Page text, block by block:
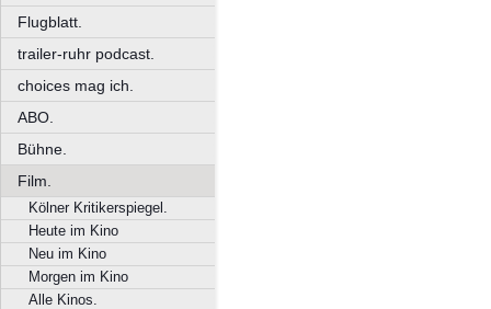
Flugblatt.
trailer-ruhr podcast.
choices mag ich.
ABO.
Bühne.
Film.
Kölner Kritikerspiegel.
Heute im Kino
Neu im Kino
Morgen im Kino
Alle Kinos.